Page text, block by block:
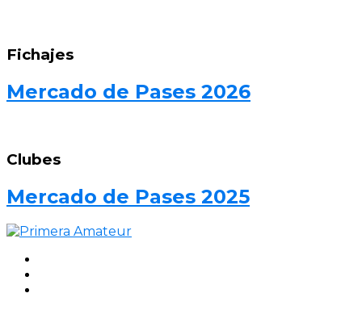
Fichajes
Mercado de Pases 2026
Clubes
Mercado de Pases 2025